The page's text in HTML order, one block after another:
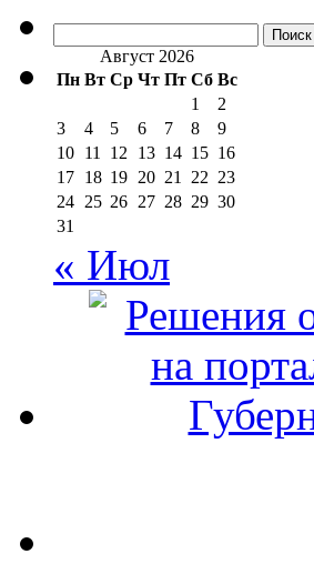
Август 2026
Пн Вт Ср Чт Пт Сб Вс
1
2
3
4 5 6 7 8
9
10 11 12 13 14 15 16
17 18 19 20 21 22 23
24 25 26 27 28 29 30
31
« Июл